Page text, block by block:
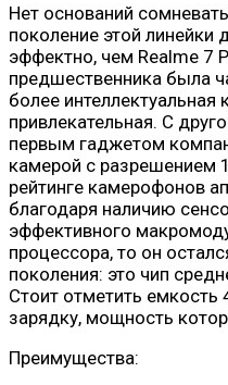
Нет оснований
поколение этой линейки
эффектно, чем Realme 7
предшественника была
более интеллектуальная
привлекательная. С
первым гаджетом
камерой с разрешением
рейтинге камерофонов
благодаря наличию
эффективного
процессора, то он
поколения: это чип
Стоит отметить
зарядку, мощность
Преимущества: